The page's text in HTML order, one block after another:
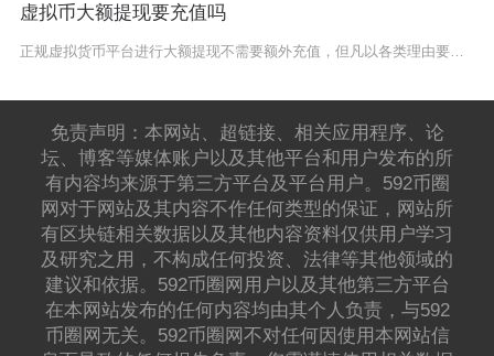
虚拟币大额提现要充值吗
正规虚拟货币平台进行大额提现不需要额外充值，但凡以各类理由要求用户先行充值才能完成大额出金
免责声明：本网站、超链接、相关应用程序、论
坛、博客等媒体账户以及其他平台和用户发布的所
有内容均来源于第三方平台及平台用户。592币圈
网对于网站及其内容不作任何类型的保证，网站所
有区块链相关数据以及其他内容资料仅供用户学习
及研究之用，不构成任何投资、法律等其他领域的
建议和依据。592币圈网用户以及其他第三方平台
在本网站发布的任何内容均由其个人负责，与592
币圈网无关。592币圈网不对任何因使用本网站信